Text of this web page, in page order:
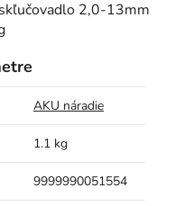
2,0-13mm
AKU náradie
1.1 kg
9999990051554